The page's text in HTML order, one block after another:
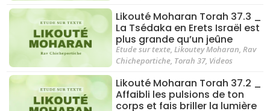
Likouté Moharan Torah 37.3 _
La Tsédaka en Erets Israël est
plus grande qu’un jeûne
Etude sur texte,Likoutey Moharan,Rav
Chicheportiche, Torah 37, Videos
Likouté Moharan Torah 37.2 _
Affaibli les pulsions de ton
corps et fais briller la lumière